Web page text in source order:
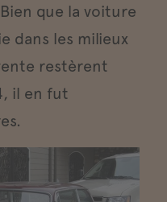
que la voiture
dans les milieux
restèrent
il en fut